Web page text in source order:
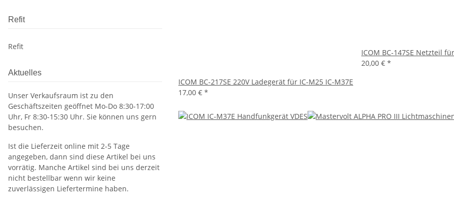
ICOM BC-217SE 220V Ladegerät für IC-M25 IC-M37E
17,00 € *
ICOM BC-147SE Netzteil
20,00 € *
Refit
Refit
Aktuelles
Unser Verkaufsraum ist zu den
Geschäftszeiten geöffnet Mo-Do 8:30-17:00
Uhr, Fr 8:30-15:30 Uhr. Sie können uns gern
besuchen.
Ist die Lieferzeit online mit 2-5 Tage
angegeben, dann sind diese Artikel bei uns
vorrätig. Manche Artikel sind bei uns derzeit
nicht bestellbar wenn wir keine
zuverlässigen Liefertermine haben.